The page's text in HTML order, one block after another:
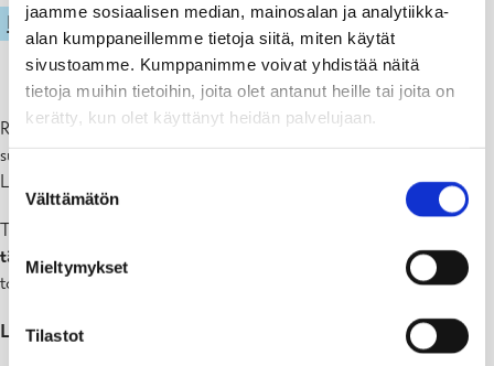
jaamme sosiaalisen median, mainosalan ja analytiikka-
alan kumppaneillemme tietoja siitä, miten käytät
sivustoamme. Kumppanimme voivat yhdistää näitä
tietoja muihin tietoihin, joita olet antanut heille tai joita on
kerätty, kun olet käyttänyt heidän palvelujaan.
valinta
Välttämätön
Mieltymykset
Tilastot
LIIKUNTA
Rutiininäytteenotossa on käynyt ilmi, että Tammisaaren uimahallin
suuressa altaassa esiintyy Pseudomonas Aeruginosa-bakteereja.
Laatuvaatimus on, että näitä bakteereja ei tule esiintyä lainkaan.
Tulosten johdosta
tänään ja halli pidetään kiinni 6.-8.12.2023
Sillä aikaa tehdään
toimenpiteitä ja otetaan uudet näytteet.
Lisätietoja annetaan perjantaina 8.12.2023.